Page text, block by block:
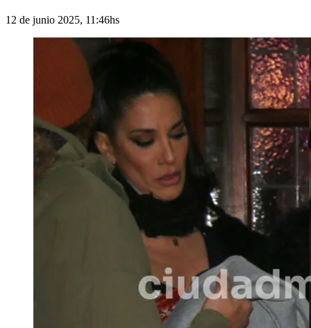
12 de junio 2025, 11:46hs